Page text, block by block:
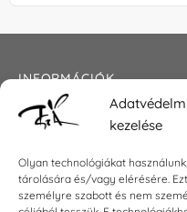
kezelése
Olyan technológiákat
tárolására és/vagy elérésére.
személyre szabott és nem
INFORMÁCIÓK
Általános szerződési
Impresszum